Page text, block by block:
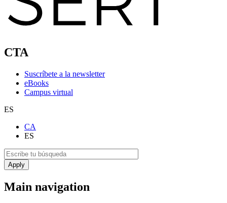
CTA
Suscríbete a la newsletter
eBooks
Campus virtual
ES
CA
ES
Main navigation